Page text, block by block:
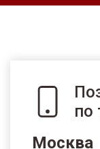
по
Москва